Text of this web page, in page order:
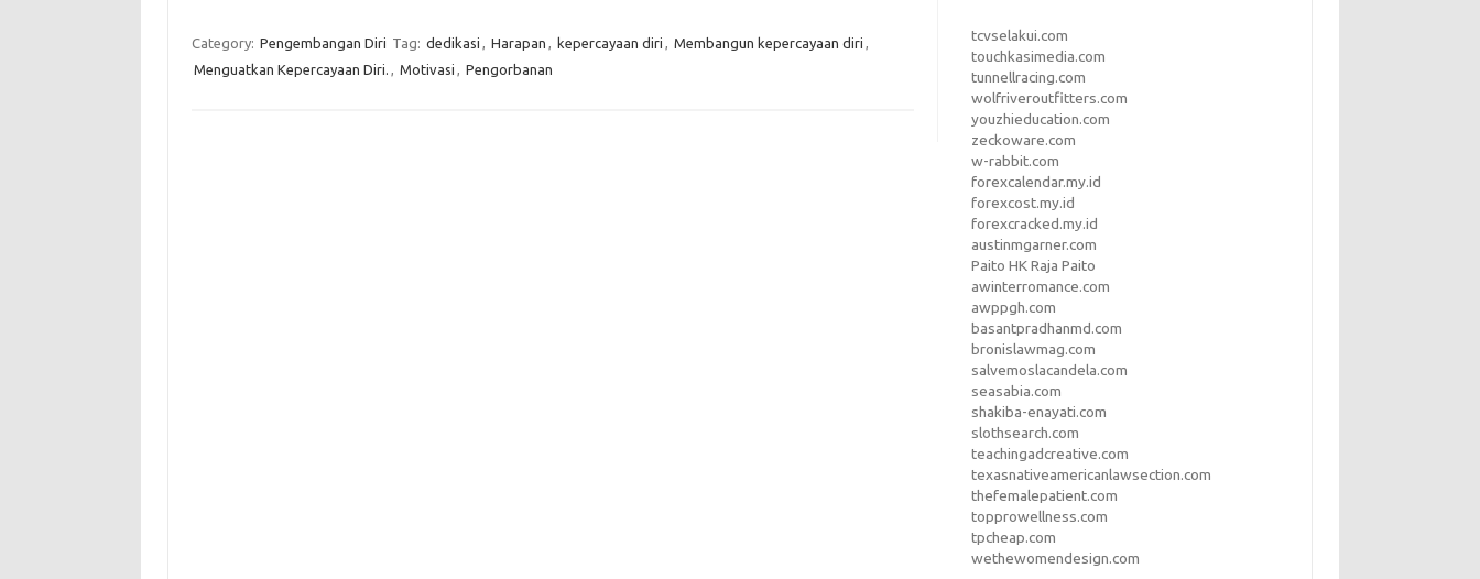
Category: Pengembangan Diri Tag: dedikasi , Harapan , kepercayaan diri , Membangun kepercayaan diri ,
Menguatkan Kepercayaan Diri. , Motivasi , Pengorbanan
tcvselakui.com
touchkasimedia.com
tunnellracing.com
wolfriveroutfitters.com
youzhieducation.com
zeckoware.com
w-rabbit.com
forexcalendar.my.id
forexcost.my.id
forexcracked.my.id
austinmgarner.com
Paito HK Raja Paito
awinterromance.com
awppgh.com
basantpradhanmd.com
bronislawmag.com
salvemoslacandela.com
seasabia.com
shakiba-enayati.com
slothsearch.com
teachingadcreative.com
texasnativeamericanlawsection.com
thefemalepatient.com
topprowellness.com
tpcheap.com
wethewomendesign.com